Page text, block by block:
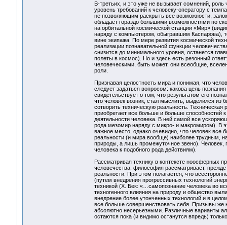
В-третьих, и это уже не вызывает сомнений, роль
уровень требований к человеку-оператору с
не позволяющим раскрыть все возможности,
обладает гораздо большими возможностями по
на орбитальной космической станции «Мир»
наряду с компьютером, обыгравшим Каспарова),
вине экипажа. По мере развития космической
реализации познавательной функции
снизится до минимального уровня, останется
полеты в космос). Но и здесь есть резонный
человеческими, быть может, они всеобщие,
роли.
Признавая целостность мира и понимая, что
следует задаться вопросом: какова цель
свидетельствует о том, что результатом его
что человек возник, стал мыслить, выделился из
сотворить техническую реальность.
приобретает все больше и больше способностей
деятельности человека. В ней самой все
рода мезомир наряду с микро- и макромиром). В
важное место, однако очевидно, что человек
реальности (и мира вообще) наиболее трудным,
природы, а лишь промежуточное звено). Человек,
человека к подобного рода действиям).
Рассматривая технику в контексте ноосферных
человечества, философия рассматривает,
реальности. При этом полагается, что
(путем внедрения прогрессивных технологий
техникой (Х. Бек: «…самопознание человека во
техногенного влияния на природу и общество
внедрение более утонченных технологий и в
все больше совершенствовать себя. Призывы же к
абсолютно несерьезными. Различные варианты
остаются пока (и видимо останутся впредь)